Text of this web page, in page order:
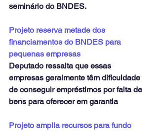
seminário do BNDES.
Projeto reserva metade dos
financiamentos do BNDES para
pequenas empresas
Deputado ressalta que essas
empresas geralmente têm dificuldade
de conseguir empréstimos por falta de
bens para oferecer em garantia
Projeto amplia recursos para fundo